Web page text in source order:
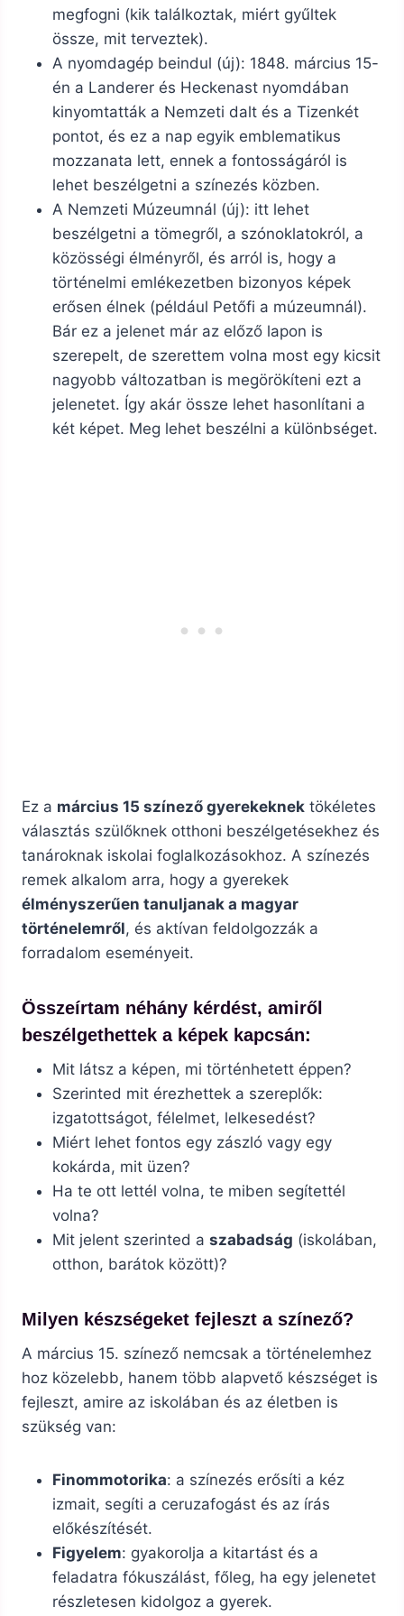
megfogni (kik találkoztak, miért gyűltek
össze, mit terveztek).
A nyomdagép beindul (új): 1848. március 15-
én a Landerer és Heckenast nyomdában
kinyomtatták a Nemzeti dalt és a Tizenkét
pontot, és ez a nap egyik emblematikus
mozzanata lett, ennek a fontosságáról is
lehet beszélgetni ​a színezés közben.
A Nemzeti Múzeumnál (új): itt lehet
beszélgetni a tömegről, a szónoklatokról, a
közösségi élményről, és arról is, hogy a
történelmi emlékezetben bizonyos képek
erősen élnek (például Petőfi a múzeumnál).
Bár ez a jelenet már az előző lapon is
szerepelt, de szerettem volna most egy kicsit
nagyobb változatban is ​megörökíteni ezt a
jelenetet. Így akár össze lehet hasonlítani a
két képet. Meg lehet beszélni a különbséget.
Ez a március 15 színező gyerekeknek tökéletes
választás szülőknek otthoni beszélgetésekhez és
tanároknak iskolai foglalkozásokhoz. A színezés
remek alkalom arra, hogy a gyerekek
élményszerűen tanuljanak a magyar
történelemről, és aktívan feldolgozzák a
forradalom eseményeit.
Összeírtam néhány kérdést, amiről
beszélgethettek a képek kapcsán:
Mit látsz a képen, mi történhetett éppen?
Szerinted mit érezhettek a szereplők:
izgatottságot, félelmet, lelkesedést?
Miért lehet fontos egy zászló vagy egy
kokárda, mit üzen?
Ha te ott lettél volna, te miben segítettél
volna?
Mit jelent szerinted a szabadság (iskolában,
otthon, barátok között)?
Milyen készségeket fejleszt a színező?
A március 15. színező nemcsak a történelemhez
hoz közelebb, hanem több alapvető készséget is
fejleszt, amire az iskolában és az életben is
szükség van:
Finommotorika: a színezés erősíti a kéz
izmait, segíti a ceruzafogást és az írás
előkészítését.
Figyelem: gyakorolja a kitartást és a
feladatra fókuszálást, főleg, ha egy jelenetet
részletesen kidolgoz a gyerek.